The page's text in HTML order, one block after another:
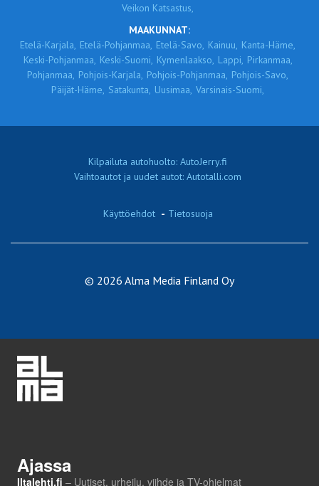
Veikon Katsastus,
MAAKUNNAT:
Etelä-Karjala, Etelä-Pohjanmaa, Etelä-Savo, Kainuu, Kanta-Häme,
Keski-Pohjanmaa, Keski-Suomi, Kymenlaakso, Lappi, Pirkanmaa,
Pohjanmaa, Pohjois-Karjala, Pohjois-Pohjanmaa, Pohjois-Savo,
Päijät-Häme, Satakunta, Uusimaa, Varsinais-Suomi,
Kilpailuta autohuolto: AutoJerry.fi
Vaihtoautot ja uudet autot: Autotalli.com
Käyttöehdot - Tietosuoja
© 2026 Alma Media Finland Oy